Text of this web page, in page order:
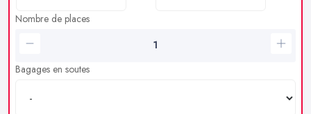
Nombre de places
Bagages en soutes